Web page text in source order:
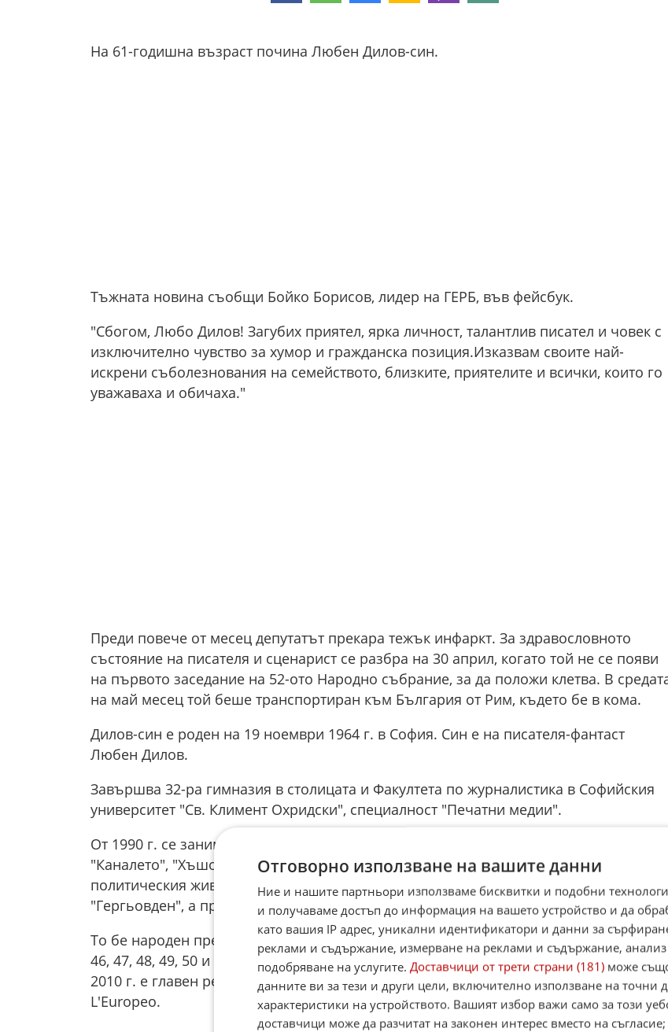
На 61-годишна възраст почина Любен Дилов-син.
Тъжната новина съобщи Бойко Борисов, лидер на ГЕРБ, във фейсбук.
"Сбогом, Любо Дилов! Загубих приятел, ярка личност, талантлив писател и човек с
изключително чувство за хумор и гражданска позиция.Изказвам своите най-
искрени съболезнования на семейството, близките, приятелите и всички, които го
уважаваха и обичаха."
Преди повече от месец депутатът прекара тежък инфаркт. За здравословното
състояние на писателя и сценарист се разбра на 30 април, когато той не се появи
на първото заседание на 52-ото Народно събрание, за да положи клетва. В
на май месец той беше транспортиран към България от Рим, където бе в кома.
Дилов-син е роден на 19 ноември 1964 г. в София. Син е на писателя-фантаст
Любен Дилов.
Завършва 32-ра гимназия в столицата и Факултета по журналистика в Софийския
университет "Св. Климент Охридски", специалност "Печатни медии".
От 1990 г. се занимава със създаването на телевизионните предавания "Ку-ку",
"Каналето", "Хъшове", "Шоуто на Слави". След 2001 г. Дилов-син влиза в
политическия живот на България. Той е създател и първи говорител на движение
"Гергьовден", а през 2003 г. става и негов председател.
То бе народен представител в 40-ото Народно събрание от листата на ОДС и в 45,
46, 47, 48, 49, 50 и 51-вото Народно събрание от листата на ГЕРБ-СДС. От 11 август
2010 г. е главен редактор на българското издание на италианското списание
L'Europeo.
Отговорно използване на вашите данни
Ние и нашите партньори използваме бисквитки и подобни
и получаваме достъп до информация на вашето устройство и да
като вашия IP адрес, уникални идентификатори и данни за
реклами и съдържание, измерване на реклами и съдържание, анализ
подобряване на услугите. Доставчици от трети страни (181) може
данните ви за тези и други цели, включително използване на точни
характеристики на устройството. Вашият избор важи само за този
доставчици може да разчитат на законен интерес вместо на